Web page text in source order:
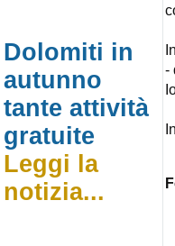
Dolomiti in
autunno
tante attività
gratuite
Leggi la
notizia...
-